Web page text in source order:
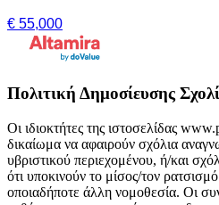
€ 55,000
Πολιτική Δημοσίευσης
Οι ιδιοκτήτες της ιστοσελίδας
δικαίωμα να αφαιρούν σχόλια
υβριστικού περιεχομένου, ή/και
ότι υποκινούν το μίσος/τον
οποιαδήποτε άλλη νομοθεσία. Οι